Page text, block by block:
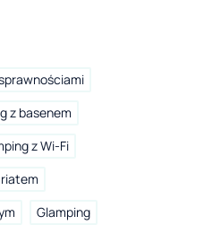
z basenem
z Wi-Fi
Glamping